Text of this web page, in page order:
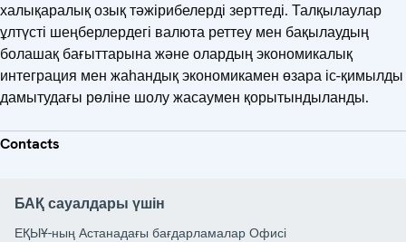
халықаралық озық тәжірибелерді зерттеді. Талқылаулар
ұлтүсті шеңберлердегі валюта реттеу мен бақылаудың
болашақ бағыттарына және олардың экономикалық
интеграция мен жаһандық экономикамен өзара іс-қимылды
дамытудағы рөліне шолу жасаумен қорытындыланды.
Contacts
БАҚ сауалдары үшін
ЕҚЫҰ-ның Астанадағы бағдарламалар Офисі